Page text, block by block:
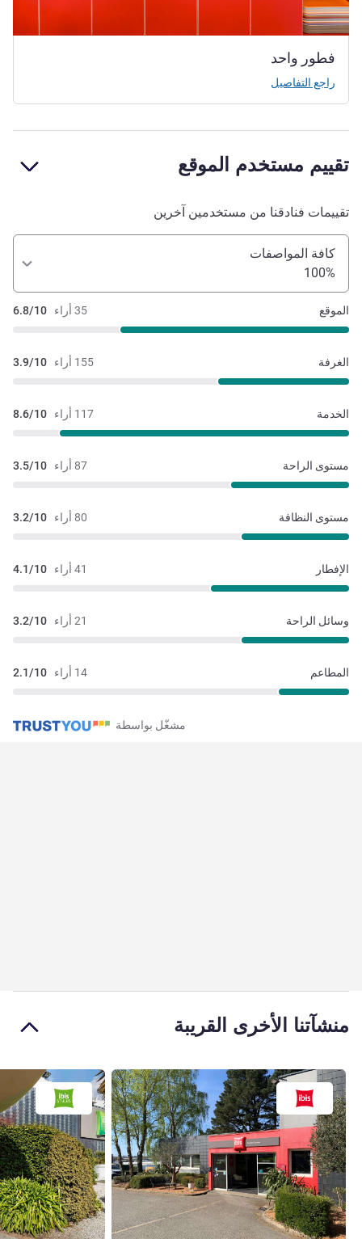
فطور واحد
راجع التفاصيل
تقييم مستخدم الموقع
تقييمات فنادقنا من مستخدمين آخرين
كافة المواصفات
100%
35 أراء 6.8/10 الموقع
155 أراء 3.9/10 الغرفة
117 أراء 8.6/10 الخدمة
87 أراء 3.5/10 مستوى الراحة
80 أراء 3.2/10 مستوى النظافة
41 أراء 4.1/10 الإفطار
21 أراء 3.2/10 وسائل الراحة
14 أراء 2.1/10 المطاعم
مشغّل بواسطة
منشآتنا الأخرى القريبة